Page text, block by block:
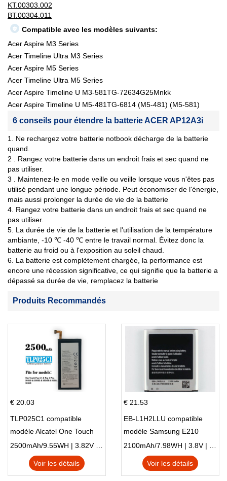
KT.00303.002
BT.00304.011
Compatible avec les modèles suivants:
Acer Aspire M3 Series
Acer Timeline Ultra M3 Series
Acer Aspire M5 Series
Acer Timeline Ultra M5 Series
Acer Aspire Timeline U M3-581TG-72634G25Mnkk
Acer Aspire Timeline U M5-481TG-6814 (M5-481) (M5-581)
6 conseils pour étendre la batterie ACER AP12A3i
1. Ne rechargez votre batterie notbook décharge de la batterie
quand.
2 . Rangez votre batterie dans un endroit frais et sec quand ne
pas utiliser.
3 . Maintenez-le en mode veille ou veille lorsque vous n'êtes pas
utilisé pendant une longue période. Peut économiser de l'énergie,
mais aussi prolonger la durée de vie de la batterie
4. Rangez votre batterie dans un endroit frais et sec quand ne
pas utiliser.
5. La durée de vie de la batterie et l'utilisation de la température
ambiante, -10 ℃ -40 ℃ entre le travail normal. Évitez donc la
batterie au froid ou à l'exposition au soleil chaud.
6. La batterie est complètement chargée, la performance est
encore une récession significative, ce qui signifie que la batterie a
dépassé sa durée de vie, remplacez la batterie
Produits Recommandés
€ 20.03
TLP025C1 compatible
modèle Alcatel One Touch
Pop 4 Plus OT-5056D
2500mAh/9.55WH | 3.82V | Li-ion ...
Voir les détails
€ 21.53
EB-L1H2LLU compatible
modèle Samsung E210
E210K i939
2100mAh/7.98WH | 3.8V | Li-ion ...
Voir les détails